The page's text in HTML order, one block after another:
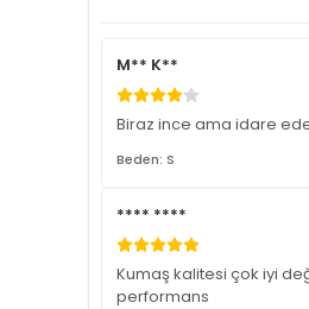
M** K**
Biraz ince ama idare
Beden: S
**** ****
Kumaş kalitesi çok iyi
performans